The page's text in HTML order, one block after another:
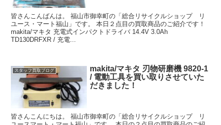
皆さんこんばんは。 福山市御幸町の「総合リサイクルショップ リ
ユース・マート福山」です。 本日２点目の買取商品のご紹介です！
makita/マキタ 充電式インパクトドライバ 14.4V 3.0Ah
TD130DRFXR / 充電...
スタッフ買取ブログ
makita/マキタ 刃物研磨機 9820-1
/ 電動工具を買い取りさせていた
だきました！
皆さんこんにちは。 福山市御幸町の「総合リサイクルショップ リ